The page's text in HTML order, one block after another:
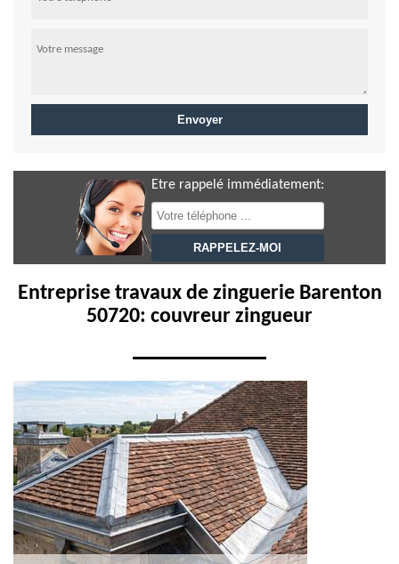
Etre rappelé immédiatement:
Entreprise travaux de zinguerie Barenton
50720: couvreur zingueur